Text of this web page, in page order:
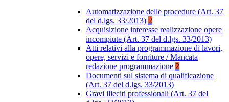
Automatizzazione delle procedure (Art. 37
del d.lgs. 33/2013) 2
Acquisizione interesse realizzazione opere
incompiute (Art. 37 del d.lgs. 33/2013)
Atti relativi alla programmazione di lavori,
opere, servizi e forniture / Mancata
redazione programmazione 2
Documenti sul sistema di qualificazione
(Art. 37 del d.lgs. 33/2013)
Gravi illeciti professionali (Art. 37 del